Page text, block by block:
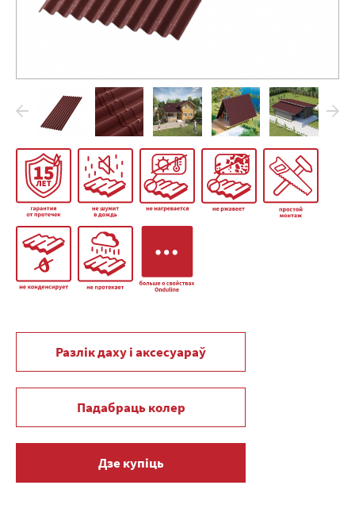
Разлік даху і аксесуараў
Падабраць колер
Дзе купіць